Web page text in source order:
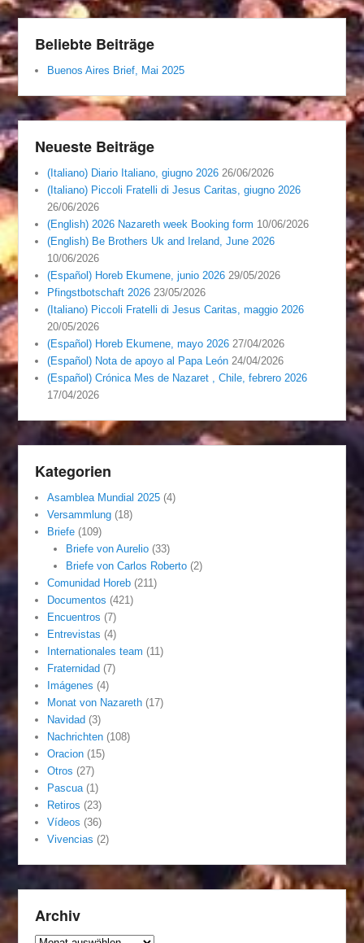
Beliebte Beiträge
Buenos Aires Brief, Mai 2025
Neueste Beiträge
(Italiano) Diario Italiano, giugno 2026 26/06/2026
(Italiano) Piccoli Fratelli di Jesus Caritas, giugno 2026
26/06/2026
(English) 2026 Nazareth week Booking form 10/06/2026
(English) Be Brothers Uk and Ireland, June 2026
10/06/2026
(Español) Horeb Ekumene, junio 2026 29/05/2026
Pfingstbotschaft 2026 23/05/2026
(Italiano) Piccoli Fratelli di Jesus Caritas, maggio 2026
20/05/2026
(Español) Horeb Ekumene, mayo 2026 27/04/2026
(Español) Nota de apoyo al Papa León 24/04/2026
(Español) Crónica Mes de Nazaret , Chile, febrero 2026
17/04/2026
Kategorien
Asamblea Mundial 2025 (4)
Versammlung (18)
Briefe (109)
Briefe von Aurelio(33)
Briefe von Carlos Roberto(2)
Comunidad Horeb (211)
Documentos (421)
Encuentros (7)
Entrevistas (4)
Internationales team (11)
Fraternidad (7)
Imágenes (4)
Monat von Nazareth (17)
Navidad (3)
Nachrichten (108)
Oracion (15)
Otros (27)
Pascua (1)
Retiros (23)
Vídeos (36)
Vivencias (2)
Archiv